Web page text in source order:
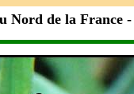
Nord de la France